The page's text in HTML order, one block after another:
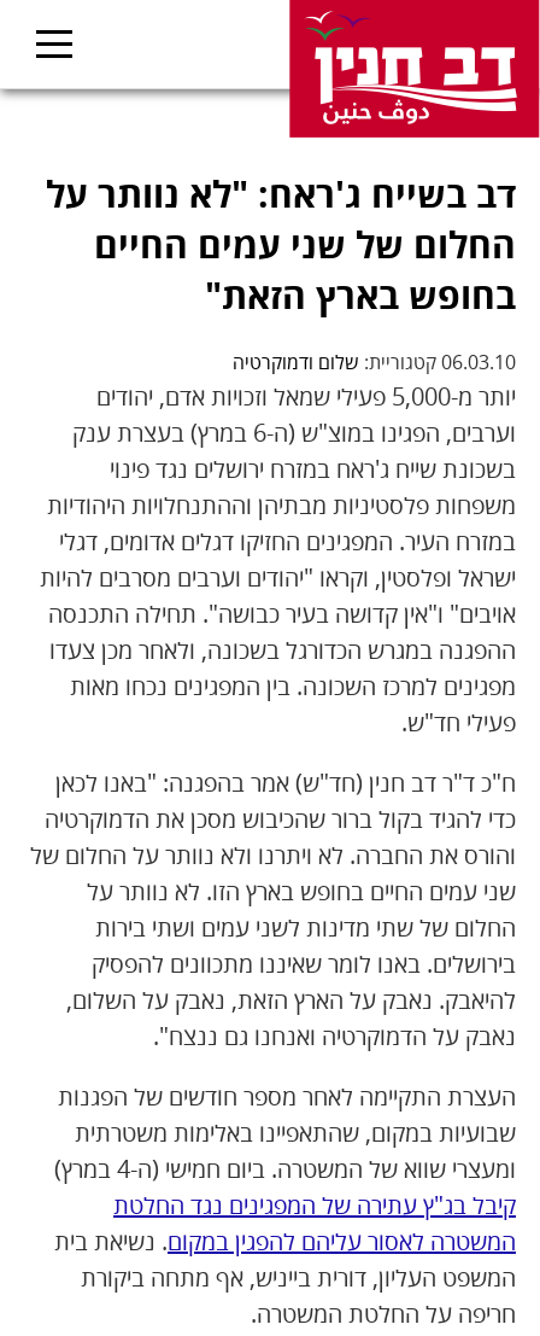
דב בשייח ג'ראח: "לא נוותר על
החלום של שני עמים החיים
בחופש בארץ הזאת"
06.03.10 קטגוריית: שלום ודמוקרטיה
יותר מ-5,000 פעילי שמאל וזכויות אדם, יהודים
וערבים, הפגינו במוצ"ש (ה-6 במרץ) בעצרת ענק
בשכונת שייח ג'ראח במזרח ירושלים נגד פינוי
משפחות פלסטיניות מבתיהן וההתנחלויות היהודיות
במזרח העיר. המפגינים החזיקו דגלים אדומים, דגלי
ישראל ופלסטין, וקראו "יהודים וערבים מסרבים להיות
אויבים" ו"אין קדושה בעיר כבושה". תחילה התכנסה
ההפגנה במגרש הכדורגל בשכונה, ולאחר מכן צעדו
מפגינים למרכז השכונה. בין המפגינים נכחו מאות
פעילי חד"ש.
ח"כ ד"ר דב חנין (חד"ש) אמר בהפגנה: "באנו לכאן
כדי להגיד בקול ברור שהכיבוש מסכן את הדמוקרטיה
והורס את החברה. לא ויתרנו ולא נוותר על החלום של
שני עמים החיים בחופש בארץ הזו. לא נוותר על
החלום של שתי מדינות לשני עמים ושתי בירות
בירושלים. באנו לומר שאיננו מתכוונים להפסיק
להיאבק. נאבק על הארץ הזאת, נאבק על השלום,
נאבק על הדמוקרטיה ואנחנו גם ננצח".
העצרת התקיימה לאחר מספר חודשים של הפגנות
שבועיות במקום, שהתאפיינו באלימות משטרתית
ומעצרי שווא של המשטרה. ביום חמישי (ה-4 במרץ)
קיבל בג"ץ עתירה של המפגינים נגד החלטת
המשטרה לאסור עליהם להפגין במקום. נשיאת בית
המשפט העליון, דורית בייניש, אף מתחה ביקורת
חריפה על החלטת המשטרה.